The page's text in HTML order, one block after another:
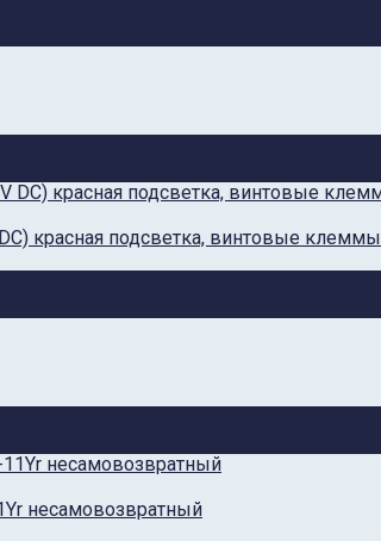
красная подсветка, винтовые клеммы
несамовозвратный